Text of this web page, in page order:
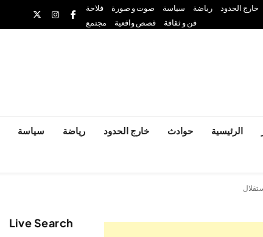
خارج الحدود رياضة سياسة صوت و صورة
فلاحة
فن و ثقافة
قصص واقعية مجتمع
الرئيسية حوادث خارج الحدود رياضة سياسة
Live Search